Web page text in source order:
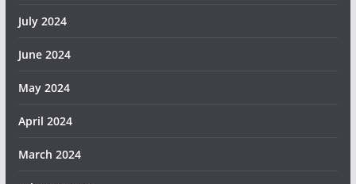
July 2024
June 2024
May 2024
April 2024
March 2024